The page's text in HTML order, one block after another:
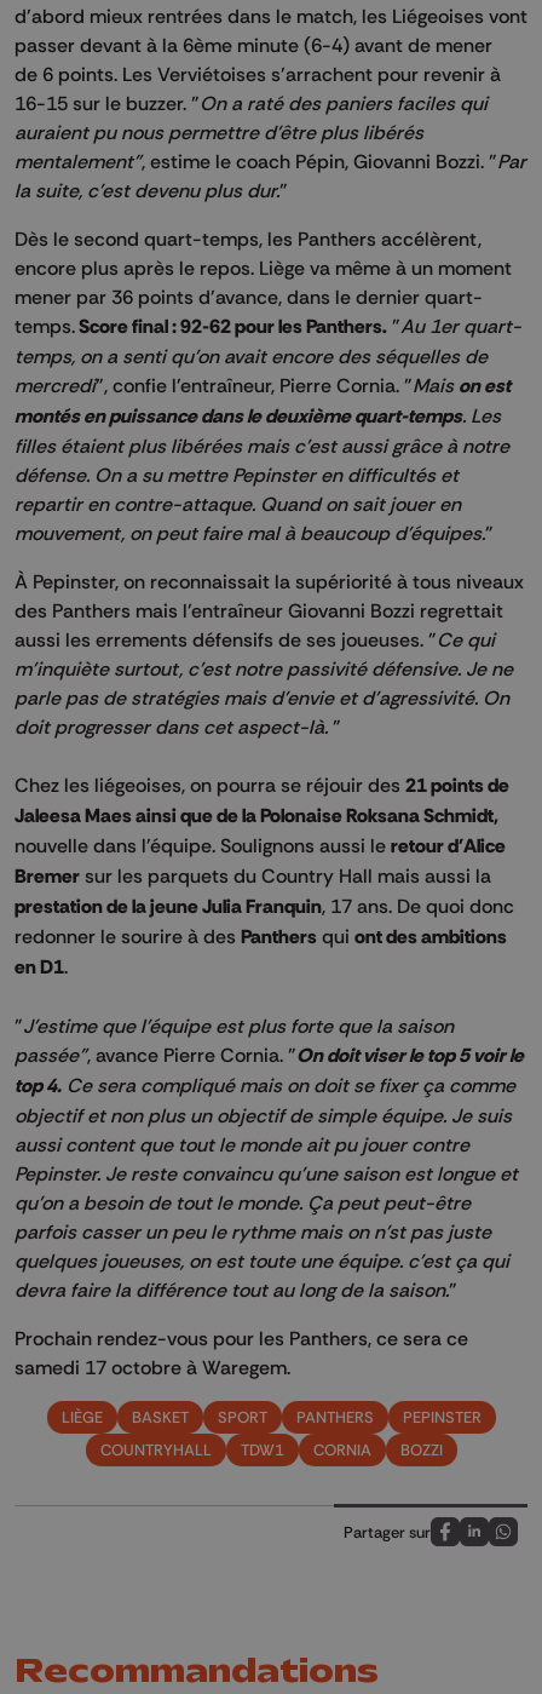
d'abord mieux rentrées dans le match, les Liégeoises vont
passer devant à la 6ème minute (6-4) avant de mener
de 6 points. Les Verviétoises s'arrachent pour revenir à
16-15 sur le buzzer. "On a raté des paniers faciles qui
auraient pu nous permettre d'être plus libérés
mentalement", estime le coach Pépin, Giovanni Bozzi. "Par
la suite, c'est devenu plus dur."
Dès le second quart-temps, les Panthers accélèrent,
encore plus après le repos. Liège va même à un moment
mener par 36 points d'avance, dans le dernier quart-
temps.Score final : 92-62 pour les Panthers. "Au 1er quart-
temps, on a senti qu'on avait encore des séquelles de
mercredi", confie l'entraîneur, Pierre Cornia. "Mais on est
montés en puissance dans le deuxième quart-temps. Les
filles étaient plus libérées mais c'est aussi grâce à notre
défense. On a su mettre Pepinster en difficultés et
repartir en contre-attaque. Quand on sait jouer en
mouvement, on peut faire mal à beaucoup d'équipes."
À Pepinster, on reconnaissait la supériorité à tous niveaux
des Panthers mais l'entraîneur Giovanni Bozzi regrettait
aussi les errements défensifs de ses joueuses. "Ce qui
m'inquiète surtout, c'est notre passivité défensive. Je ne
parle pas de stratégies mais d'envie et d'agressivité. On
doit progresser dans cet aspect-là. "
Chez les liégeoises, on pourra se réjouir des 21 points de
Jaleesa Maes ainsi que de la Polonaise Roksana Schmidt,
nouvelle dans l'équipe. Soulignons aussi le retour d'Alice
Bremer sur les parquets du Country Hall mais aussi la
prestation de la jeune Julia Franquin, 17 ans. De quoi donc
redonner le sourire à des Panthers qui ont des ambitions
en D1.
"J'estime que l'équipe est plus forte que la saison
passée", avance Pierre Cornia. "On doit viser le top 5 voir le
top 4. Ce sera compliqué mais on doit se fixer ça comme
objectif et non plus un objectif de simple équipe. Je suis
aussi content que tout le monde ait pu jouer contre
Pepinster. Je reste convaincu qu'une saison est longue et
qu'on a besoin de tout le monde. Ça peut peut-être
parfois casser un peu le rythme mais on n'st pas juste
quelques joueuses, on est toute une équipe. c'est ça qui
devra faire la différence tout au long de la saison."
Prochain rendez-vous pour les Panthers, ce sera ce
samedi 17 octobre à Waregem.
LIÈGE BASKET SPORT PANTHERS
PEPINSTER
COUNTRYHALL
TDW1 CORNIA BOZZI
Partager sur
Partagez sur
Partagez
Recommandations